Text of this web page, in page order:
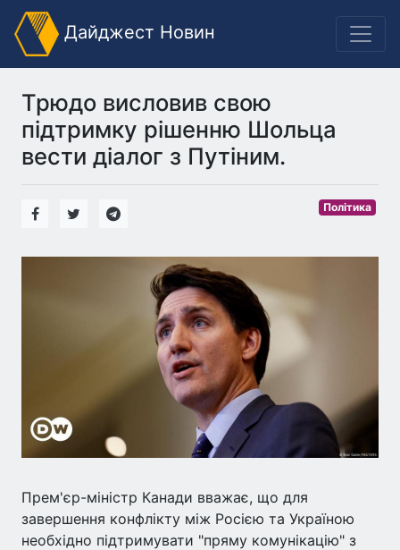
Дайджест Новин
Трюдо висловив свою
підтримку рішенню Шольца
вести діалог з Путіним.
Політика
Прем'єр-міністр Канади вважає, що для
завершення конфлікту між Росією та Україною
необхідно підтримувати "пряму комунікацію" з